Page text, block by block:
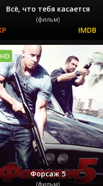
Всё, что тебя касается
(фильм)
Форсаж 5
(фильм)
HD